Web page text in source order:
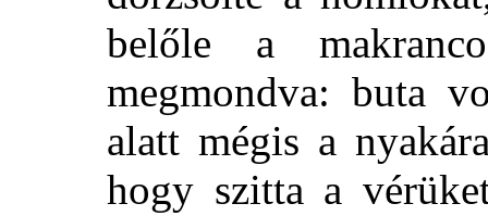
belőle a
megmondva: buta
alatt mégis a
hogy szitta a